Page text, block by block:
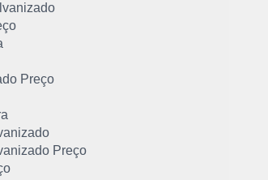
Preço
Preço